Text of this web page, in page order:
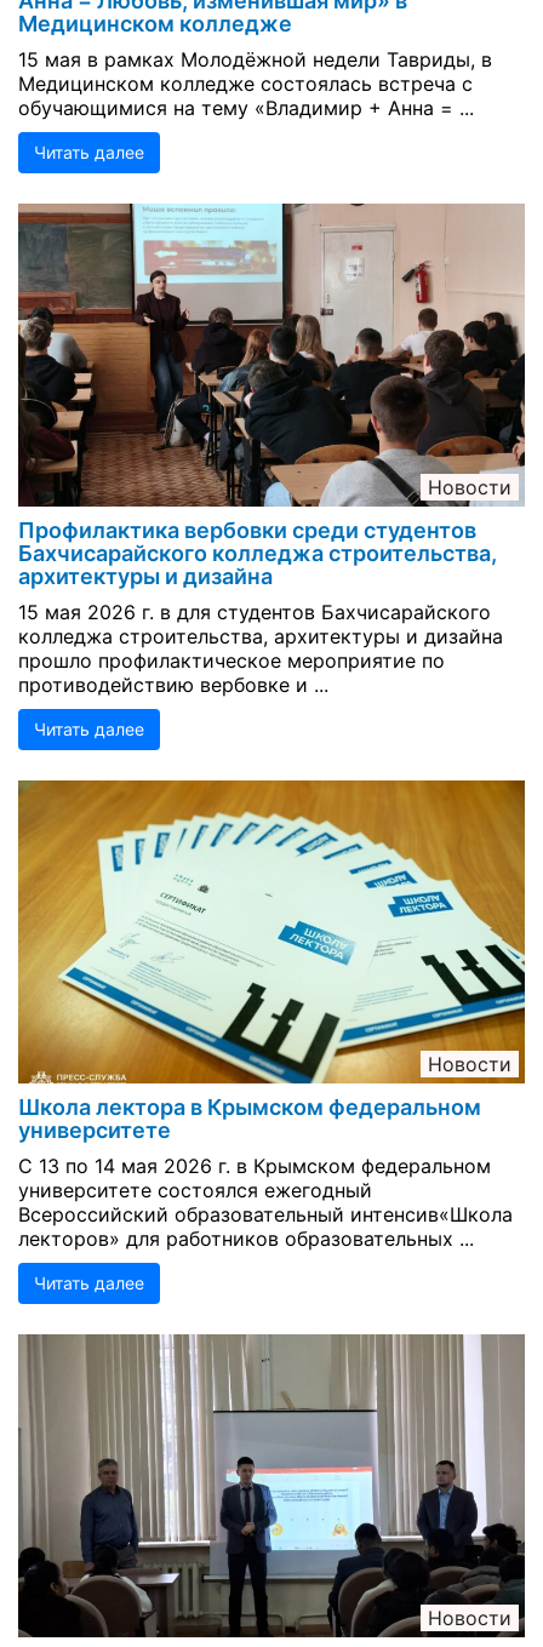
Медицинском колледже
15 мая в рамках Молодёжной недели Тавриды, в
Медицинском колледже состоялась встреча с
обучающимися на тему «Владимир + Анна = ...
Читать далее
Новости
Профилактика вербовки среди студентов
Бахчисарайского колледжа строительства,
архитектуры и дизайна
15 мая 2026 г. в для студентов Бахчисарайского
колледжа строительства, архитектуры и дизайна
прошло профилактическое мероприятие по
противодействию вербовке и ...
Читать далее
Новости
Школа лектора в Крымском федеральном
университете
С 13 по 14 мая 2026 г. в Крымском федеральном
университете состоялся ежегодный
Всероссийский образовательный интенсив«Школа
лекторов» для работников образовательных ...
Читать далее
Новости